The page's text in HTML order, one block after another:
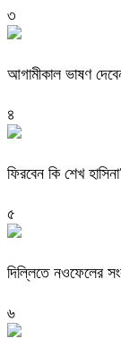
৩
আগামীকাল ভাষণ
৪
ফিরবেন কি শেখ
৫
দিল্লিতে নওফেলের
৬